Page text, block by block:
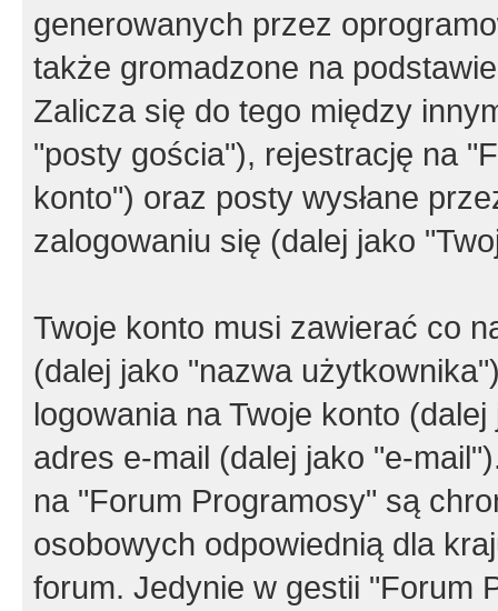
generowanych przez
także gromadzone na
Zalicza się do tego między
"posty gościa"), rejestrację na
konto") oraz posty wysłane
zalogowaniu się (dalej jako
Twoje konto musi zawierać co
(dalej jako "nazwa
logowania na Twoje konto
adres e-mail (dalej jako "e-
na "Forum Programosy" są
osobowych odpowiednią dla
forum. Jedynie w gestii "Forum